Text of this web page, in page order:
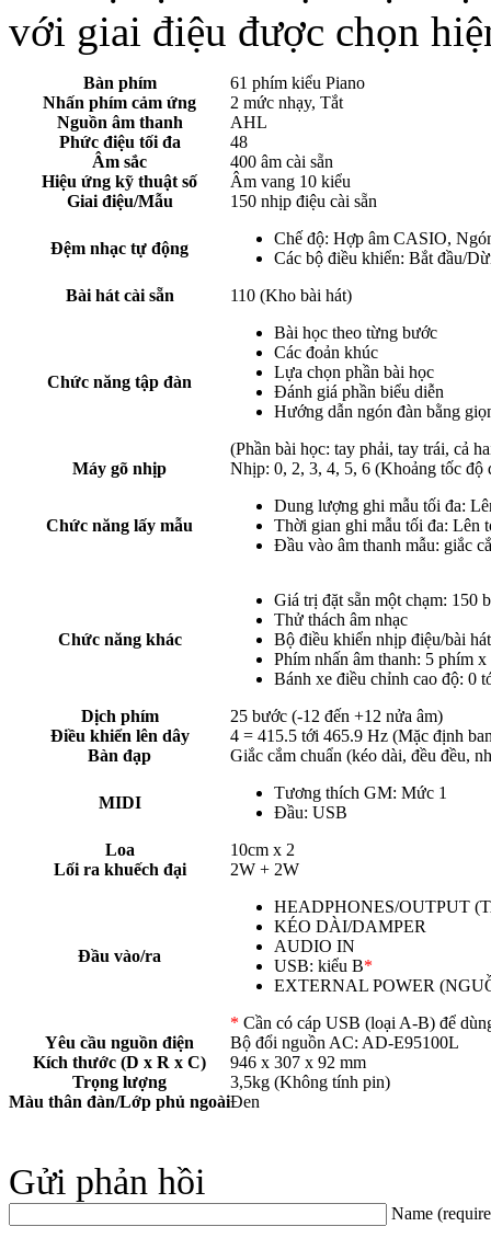
với giai điệu được chọn
Bàn phím
61 phím kiểu Piano
Nhấn phím cảm ứng
2 mức nhạy, Tắt
Nguồn âm thanh
AHL
Phức điệu tối đa
48
Âm sắc
400 âm cài sẵn
Hiệu ứng kỹ thuật số
Âm vang 10 kiểu
Giai điệu/Mẫu
150 nhịp điệu cài sẵn
Đệm nhạc tự động
Chế độ: Hợp âm CASIO,
Các bộ điều khiển: Bắt đầu/
Bài hát cài sẵn
110 (Kho bài hát)
Chức năng tập đàn
Bài học theo từng bước
Các đoản khúc
Lựa chọn phần bài học
Đánh giá phần biểu diễn
Hướng dẫn ngón đàn bằng
(Phần bài học: tay phải, tay trái, cả
Máy gõ nhịp
Nhịp: 0, 2, 3, 4, 5, 6 (Khoảng tốc độ
Chức năng lấy mẫu
Dung lượng ghi mẫu tối đa:
Thời gian ghi mẫu tối đa: Lên
Đầu vào âm thanh mẫu: giắc
Chức năng khác
Giá trị đặt sẵn một chạm: 150
Thử thách âm nhạc
Bộ điều khiển nhịp điệu/bài hát
Phím nhấn âm thanh: 5 phím
Bánh xe điều chỉnh cao độ: 0
Dịch phím
25 bước (-12 đến +12 nửa âm)
Điều khiển lên dây
4 = 415.5 tới 465.9 Hz (Mặc định
Bàn đạp
Giắc cắm chuẩn (kéo dài, đều đều,
MIDI
Tương thích GM: Mức 1
Đầu: USB
Loa
10cm x 2
Lối ra khuếch đại
2W + 2W
Đầu vào/ra
HEADPHONES/OUTPUT
KÉO DÀI/DAMPER
AUDIO IN
USB: kiểu B*
EXTERNAL POWER
* Cần có cáp USB (loại A-B) để
Yêu cầu nguồn điện
Bộ đổi nguồn AC: AD-E95100L
Kích thước (D x R x C)
946 x 307 x 92 mm
Trọng lượng
3,5kg (Không tính pin)
Màu thân đàn/Lớp phủ ngoàiĐen
Gửi phản hồi
Name